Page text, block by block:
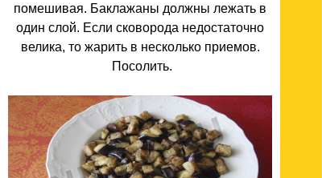
помешивая. Баклажаны должны лежать в
один слой. Если сковорода недостаточно
велика, то жарить в несколько приемов.
Посолить.